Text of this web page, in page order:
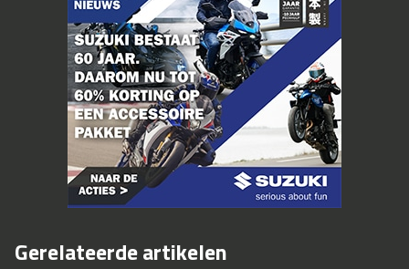
Gerelateerde artikelen